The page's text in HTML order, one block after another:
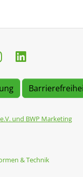
und BWP Marketing
& Technik